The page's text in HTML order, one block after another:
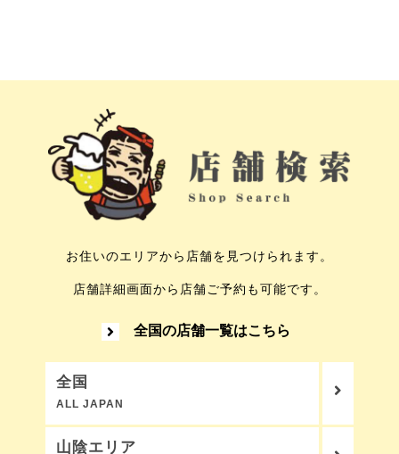
お住いのエリアから店舗を見つけられます。
店舗詳細画面から店舗ご予約も可能です。
全国の店舗一覧はこちら
全国
ALL JAPAN
山陰エリア